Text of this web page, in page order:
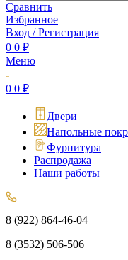
Сравнить
Избранное
Вход / Регистрация
0 0 ₽
Меню
0 0 ₽
Двери
Напольные
Фурнитура
Распродажа
Наши работы
8 (922) 864-46-04
8 (3532) 506-506